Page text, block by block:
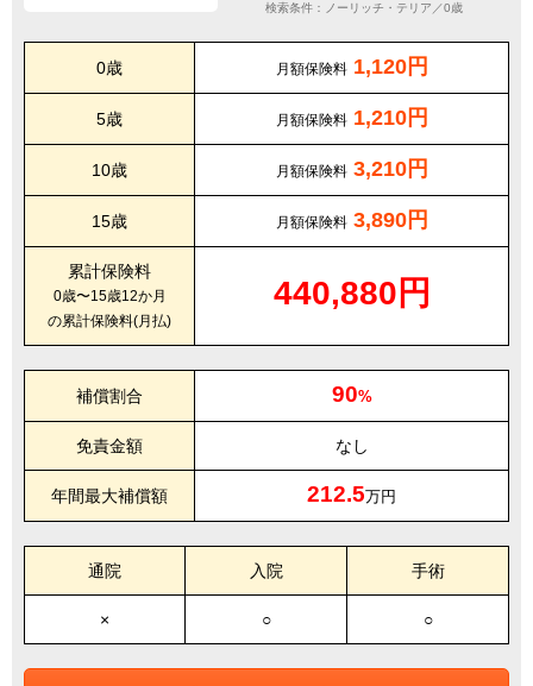
検索条件：ノーリッチ・テリア／0歳
0歳 月額保険料 1,120円
5歳 月額保険料 1,210円
10歳 月額保険料 3,210円
15歳 月額保険料 3,890円
累計保険料
0歳〜15歳12か月
の累計保険料(月払)
440,880円
補償割合 90%
免責金額 なし
年間最大補償額 212.5万円
通院 入院 手術
× ○ ○